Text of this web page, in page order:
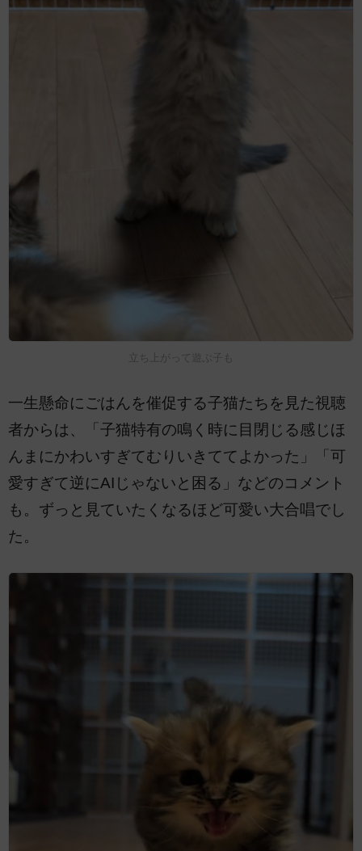
立ち上がって遊ぶ子も
一生懸命にごはんを催促する子猫たちを見た視聴
者からは、「子猫特有の鳴く時に目閉じる感じほ
んまにかわいすぎてむりいきててよかった」「可
愛すぎて逆にAIじゃないと困る」などのコメント
も。ずっと見ていたくなるほど可愛い大合唱でし
た。